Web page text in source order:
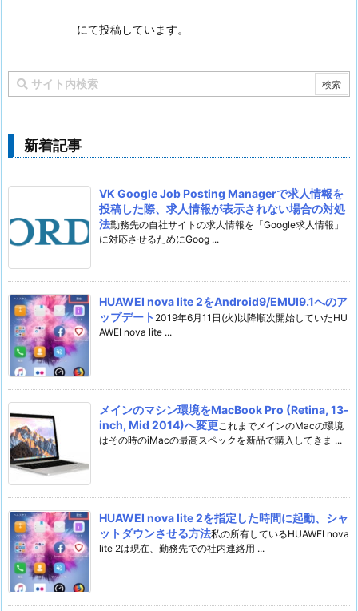
にて投稿しています。
新着記事
VK Google Job Posting Managerで求人情報を
投稿した際、求人情報が表示されない場合の対処
法勤務先の自社サイトの求人情報を「Google求人情報」
に対応させるためにGoog ...
HUAWEI nova lite 2をAndroid9/EMUI9.1へのア
ップデート 2019年6月11日(火)以降順次開始していたHU
AWEI nova lite ...
メインのマシン環境をMacBook Pro (Retina, 13-
inch, Mid 2014)へ変更 これまでメインのMacの環境
はその時のiMacの最高スペックを新品で購入してきま ...
HUAWEI nova lite 2を指定した時間に起動、シャ
ットダウンさせる方法私の所有しているHUAWEI nova
lite 2は現在、勤務先での社内連絡用 ...